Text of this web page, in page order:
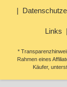
Links
*
Rahmen eines
Käufer,